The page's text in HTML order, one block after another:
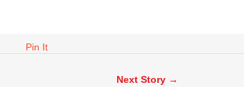
Pin It
Next Story →